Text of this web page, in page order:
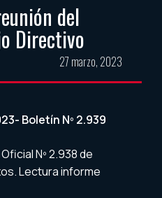
del
Directivo
27 marzo, 2023
Boletín Nº 2.939
Nº 2.938 de
Lectura informe